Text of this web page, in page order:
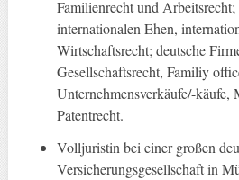
Familienrecht und
internationalen Ehen,
Wirtschaftsrecht; deutsche
Gesellschaftsrecht, Familiy
Unternehmensverkäufe/-käufe,
Patentrecht.
Volljuristin bei einer großen
Versicherungsgesellschaft in